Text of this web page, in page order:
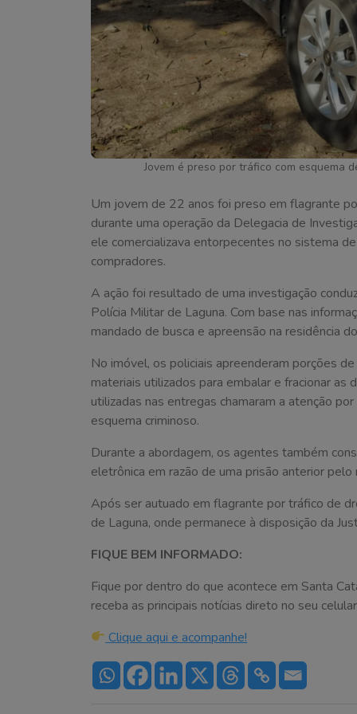
Jovem é preso por tráfico com esquema
Um jovem de 22 anos foi preso em flagrante
durante uma operação da Delegacia de
ele comercializava entorpecentes no sistema
compradores.
A ação foi resultado de uma investigação
Polícia Militar de Laguna. Com base nas
mandado de busca e apreensão na residência do
No imóvel, os policiais apreenderam porções
materiais utilizados para embalar e fracionar as
utilizadas nas entregas chamaram a atenção
esquema criminoso.
Durante a abordagem, os agentes também
eletrônica em razão de uma prisão anterior pelo
Após ser autuado em flagrante por tráfico de
de Laguna, onde permanece à disposição da
FIQUE BEM INFORMADO:
Fique por dentro do que acontece em Santa
receba as principais notícias direto no seu
Clique aqui e acompanhe!